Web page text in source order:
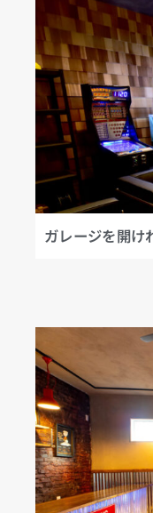
ガレージを開け